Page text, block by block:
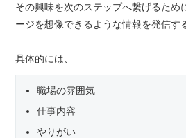
その興味を次のステップへ繋げるため
ージを想像できるような情報を発信す
具体的には、
職場の雰囲気
仕事内容
やりがい